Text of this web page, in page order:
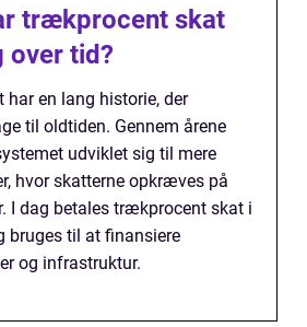
trækprocent skat
over tid?
en lang historie, der
til oldtiden. Gennem årene
udviklet sig til mere
hvor skatterne opkræves på
I dag betales trækprocent skat i
bruges til at finansiere
og infrastruktur.